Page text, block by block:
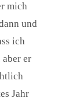
mich
und
ich
er
Jahr